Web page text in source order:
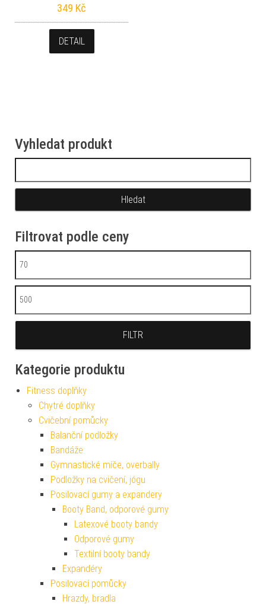
349 Kč
DETAIL
Vyhledat produkt
Filtrovat podle ceny
Minimální cena
Maximální cena
FILTR
Kategorie produktu
Fitness doplňky
Chytré doplňky
Cvičební pomůcky
Balanční podložky
Bandáže
Gymnastické míče, overbally
Podložky na cvičení, jógu
Posilovací gumy a expandery
Booty Band, odporové gumy
Latexové booty bandy
Odporové gumy
Textilní booty bandy
Expandéry
Posilovací pomůcky
Hrazdy, bradla